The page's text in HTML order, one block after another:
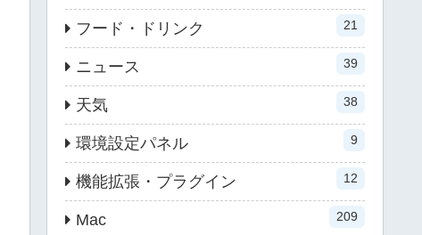
フード・ドリンク 21
ニュース 39
天気 38
環境設定パネル 9
機能拡張・プラグイン 12
Mac 209